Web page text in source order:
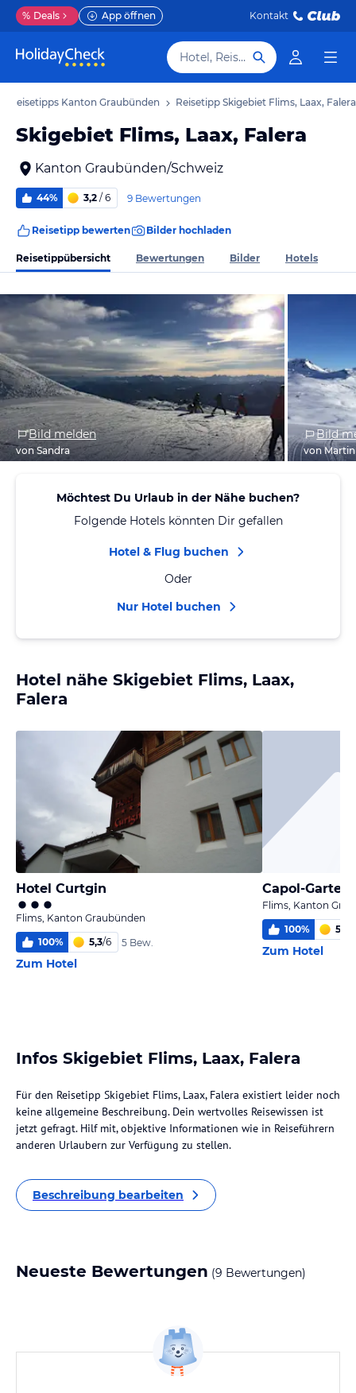
% Deals App öffnen Kontakt
Hotel, Reiseziel
Reisetipps Kanton Graubünden Reisetipp Skigebiet Flims, Laax, Falera
Skigebiet Flims, Laax, Falera
Kanton Graubünden/Schweiz
44% 3,2 / 6 9 Bewertungen
Reisetipp bewerten Bilder hochladen
Reisetippübersicht Bewertungen Bilder Hotels
Bild melden
von Sandra
Bild
von Martin
Möchtest Du Urlaub in der Nähe buchen?
Folgende Hotels könnten Dir gefallen
Hotel & Flug buchen
Oder
Nur Hotel buchen
Hotel nähe Skigebiet Flims, Laax,
Falera
Hotel Curtgin
Flims, Kanton Graubünden
100% 5,3/6 5 Bew.
Zum Hotel
Capol-Garten
Flims, Kanton
100% 5,9
Zum Hotel
Infos Skigebiet Flims, Laax, Falera
Für den Reisetipp Skigebiet Flims, Laax, Falera existiert leider noch
keine allgemeine Beschreibung. Dein wertvolles Reisewissen ist
jetzt gefragt. Hilf mit, objektive Informationen wie in Reiseführern
anderen Urlaubern zur Verfügung zu stellen.
Beschreibung bearbeiten
Neueste Bewertungen (9 Bewertungen)